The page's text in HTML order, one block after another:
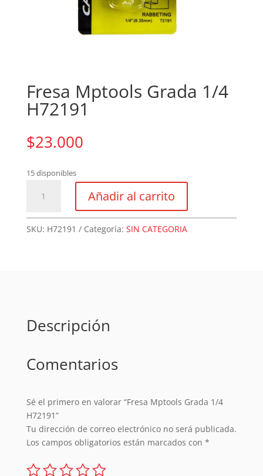
Fresa Mptools Grada 1/4
H72191
$23.000
15 disponibles
Mptools
1/4
Añadir al carrito
SKU: H72191 Categoría: SIN CATEGORIA
Descripción
Comentarios
Sé el primero en valorar “Fresa Mptools Grada 1/4
H72191”
Tu dirección de correo electrónico no será publicada.
Los campos obligatorios están marcados con *